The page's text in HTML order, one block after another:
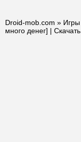
Droid-mob.com » Игры
много денег] | Скачать